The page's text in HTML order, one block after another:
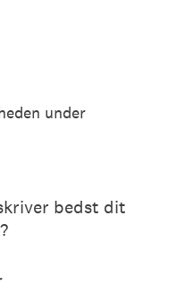
under
bedst dit